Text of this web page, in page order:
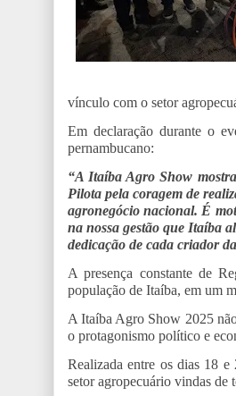
vínculo com o setor
Em declaração durante o
pernambucano:
“A Itaíba Agro Show
Pilota pela coragem de
agronegócio nacional. É
na nossa gestão que Itaíba
dedicação de cada criador
A presença constante de
população de Itaíba, em um
A Itaíba Agro Show 2025
o protagonismo político e
Realizada entre os dias 18
setor agropecuário vindas de